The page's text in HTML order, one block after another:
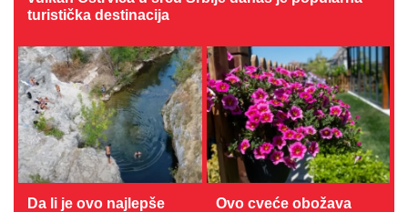
turistička destinacija
Da li je ovo najlepše
Ovo cveće obožava